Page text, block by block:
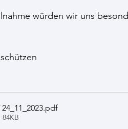
würden wir uns
.pdf